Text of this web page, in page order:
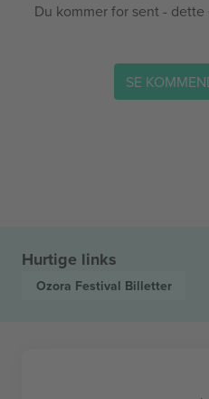
Du kommer for sent -
SE
Hurtige links
Ozora Festival Billetter